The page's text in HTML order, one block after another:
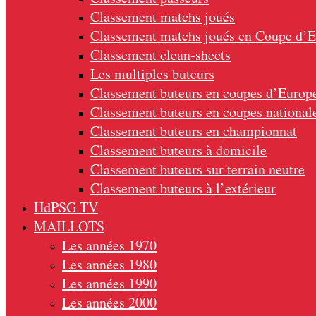
Classement matchs joués
Classement matchs joués en Coupe
Classement clean-sheets
Les multiples buteurs
Classement buteurs en coupes
Classement buteurs en coupes
Classement buteurs en championnat
Classement buteurs à domicile
Classement buteurs sur terrain neutre
Classement buteurs à l’extérieur
HdPSG TV
MAILLOTS
Les années 1970
Les années 1980
Les années 1990
Les années 2000